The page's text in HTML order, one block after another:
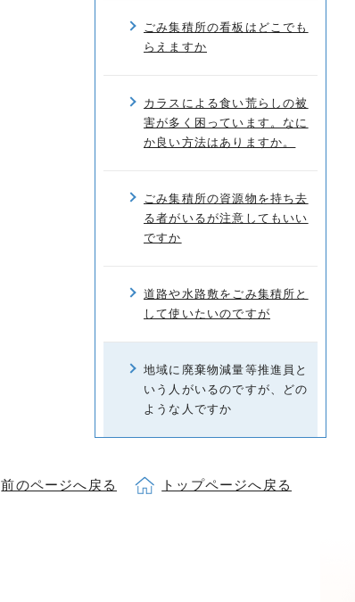
ごみ集積所の看板はどこでも
らえますか
カラスによる食い荒らしの被
害が多く困っています。なに
か良い方法はありますか。
ごみ集積所の資源物を持ち去
る者がいるが注意してもいい
ですか
道路や水路敷をごみ集積所と
して使いたいのですが
地域に廃棄物減量等推進員と
いう人がいるのですが、どの
ような人ですか
前のページへ戻る トップページへ戻る